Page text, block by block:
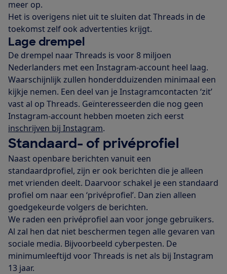
meer op.
Het is overigens niet uit te sluiten dat Threads in de
toekomst zelf ook advertenties krijgt.
Lage drempel
De drempel naar Threads is voor 8 miljoen
Nederlanders met een Instagram-account heel laag.
Waarschijnlijk zullen honderdduizenden minimaal een
kijkje nemen. Een deel van je Instagramcontacten ‘zit’
vast al op Threads. Geïnteresseerden die nog geen
Instagram-account hebben moeten zich eerst
inschrijven bij Instagram.
Standaard- of privéprofiel
Naast openbare berichten vanuit een
standaardprofiel, zijn er ook berichten die je alleen
met vrienden deelt. Daarvoor schakel je een standaard
profiel om naar een ‘privéprofiel’. Dan zien alleen
goedgekeurde volgers de berichten.
We raden een privéprofiel aan voor jonge gebruikers.
Al zal hen dat niet beschermen tegen alle gevaren van
sociale media. Bijvoorbeeld cyberpesten. De
minimumleeftijd voor Threads is net als bij Instagram
13 jaar.